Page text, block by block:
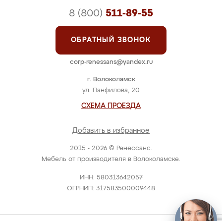
2015 - 2026 © Ренессанс.
Мебель от производителя в Волоколамске.
ИНН: 580313642057
ОГРНИП: 317583500009448
г. Волоколамск
ул. Панфилова, 20
СХЕМА ПРОЕЗДА
Добавить в избранное
8 (800) 511-89-55
ОБРАТНЫЙ ЗВОНОК
corp-renessans@yandex.ru